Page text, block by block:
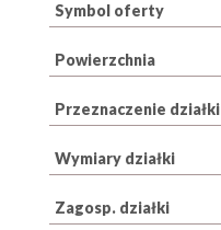
Symbol oferty
Powierzchnia
Przeznaczenie działki
Wymiary działki
Zagosp. działki